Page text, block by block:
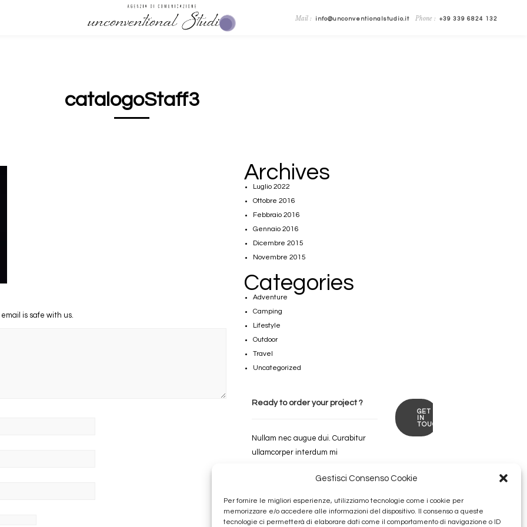
Gestisci Consenso Cookie
Per fornire le migliori esperienze, utilizziamo tecnologie come i cookie per
memorizzare e/o accedere alle informazioni del dispositivo. Il consenso a queste
tecnologie ci permetterà di elaborare dati come il comportamento di navigazione o ID
Mail : info@unconventionalstudio.it Phone : +39 339 6824 132
catalogoStaff3
email is safe with us.
Archives
Luglio 2022
Ottobre 2016
Febbraio 2016
Gennaio 2016
Dicembre 2015
Novembre 2015
Categories
Adventure
Camping
Lifestyle
Outdoor
Travel
Uncategorized
Ready to orderyourproject ?
Nullam nec augue dui. Curabitur
ullamcorper interdum mi
GET
IN
TOUCH